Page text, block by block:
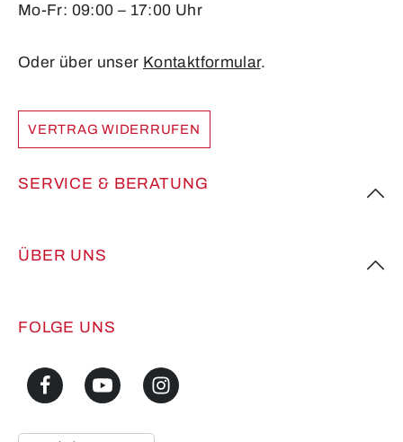
Mo-Fr: 09:00 – 17:00 Uhr
Oder über unser Kontaktformular.
VERTRAG WIDERRUFEN
SERVICE & BERATUNG
ÜBER UNS
FOLGE UNS